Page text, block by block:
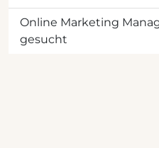
Online Marketing
gesucht